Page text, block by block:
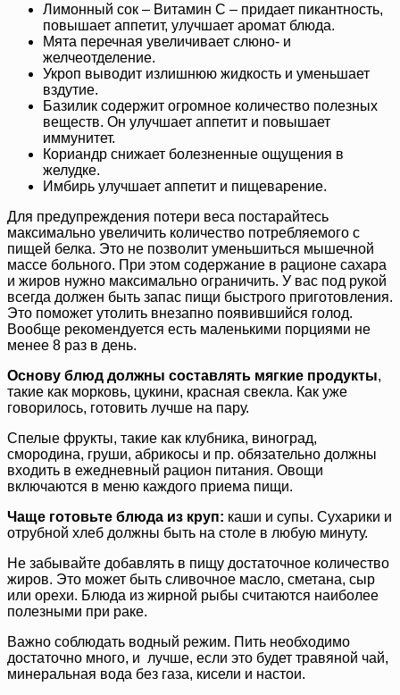
Лимонный сок – Витамин С – придает пикантность,
повышает аппетит, улучшает аромат блюда.
Мята перечная увеличивает слюно- и
желчеотделение.
Укроп выводит излишнюю жидкость и уменьшает
вздутие.
Базилик содержит огромное количество полезных
веществ. Он улучшает аппетит и повышает
иммунитет.
Кориандр снижает болезненные ощущения в
желудке.
Имбирь улучшает аппетит и пищеварение.
Для предупреждения потери веса постарайтесь
максимально увеличить количество потребляемого с
пищей белка. Это не позволит уменьшиться мышечной
массе больного. При этом содержание в рационе сахара
и жиров нужно максимально ограничить. У вас под рукой
всегда должен быть запас пищи быстрого приготовления.
Это поможет утолить внезапно появившийся голод.
Вообще рекомендуется есть маленькими порциями не
менее 8 раз в день.
Основу блюд должны составлять мягкие продукты,
такие как морковь, цукини, красная свекла. Как уже
говорилось, готовить лучше на пару.
Спелые фрукты, такие как клубника, виноград,
смородина, груши, абрикосы и пр. обязательно должны
входить в ежедневный рацион питания. Овощи
включаются в меню каждого приема пищи.
Чаще готовьте блюда из круп: каши и супы. Сухарики и
отрубной хлеб должны быть на столе в любую минуту.
Не забывайте добавлять в пищу достаточное количество
жиров. Это может быть сливочное масло, сметана, сыр
или орехи. Блюда из жирной рыбы считаются наиболее
полезными при раке.
Важно соблюдать водный режим. Пить необходимо
достаточно много, и лучше, если это будет травяной чай,
минеральная вода без газа, кисели и настои.